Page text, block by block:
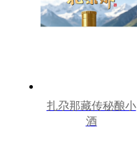
扎尕那藏传秘酿小
酒